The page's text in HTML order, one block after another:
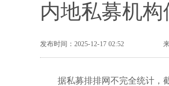
内地私募机
发布时间：2025-12-17 02:52
据私募排排网不完全统计，